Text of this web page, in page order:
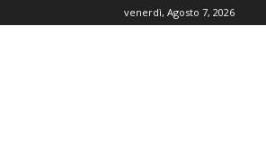
venerdì, Agosto 7, 2026